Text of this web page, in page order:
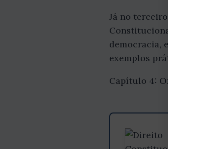
Já no terceiro capítulo,
Constitucional. São
democracia, entre
exemplos práticos e
Capítulo 4: Organização